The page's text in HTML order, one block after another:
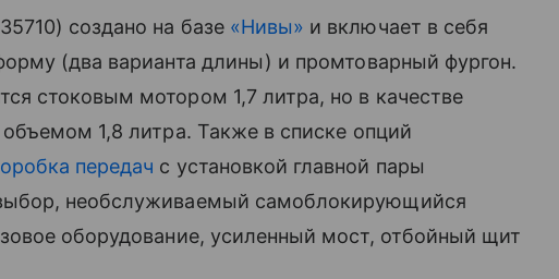
создано на базе «Нивы» и включает в себя
(два варианта длины) и промтоварный фургон.
стоковым мотором 1,7 литра, но в качестве
1,8 литра. Также в списке опций
передач с установкой главной пары
необслуживаемый самоблокирующийся
оборудование, усиленный мост, отбойный щит